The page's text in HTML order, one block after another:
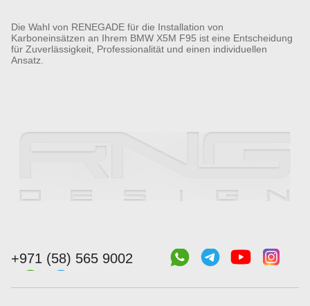
Die Wahl von RENEGADE für die Installation von
Karboneinsätzen an Ihrem BMW X5M F95 ist eine Entscheidung
für Zuverlässigkeit, Professionalität und einen individuellen
Ansatz.
+971 (58) 565 9002